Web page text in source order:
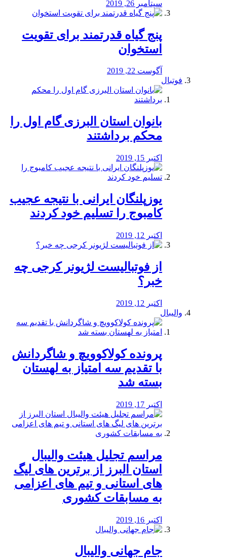
سپتامبر 26, 2019
پنج گیاه قدرتمند برای تقویت
استخوان
آگوست 22, 2019
فوتبال
بانوان استان البرزی گام اول را
محكم برداشتند
اکتبر 15, 2019
یوزپلنگان ایرانی با نتیجه عجیب
کامبوج را تسلیم خود کردند
اکتبر 12, 2019
از فوتبالیست لژیونر کرجی چه
خبر؟
اکتبر 12, 2019
والیبال
پرونده کولاکوویچ و شاگردانش
با تقدیم سه امتیاز به لهستان
بسته شد
اکتبر 17, 2019
مراسم تجلیل هیئت والیبال
استان البرز از برترین های لیگ
های استانی و تیم های اعزامی
به مسابقات کشوری
اکتبر 16, 2019
جام جهانی والیبال